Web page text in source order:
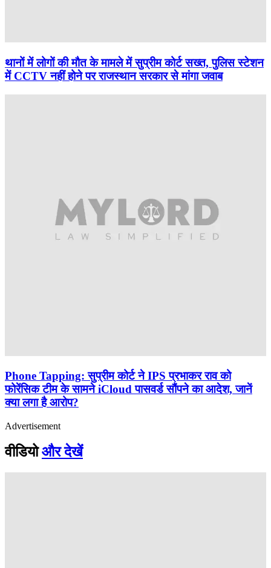
थानों में लोगों की मौत के मामले में सुप्रीम कोर्ट सख्त, पुलिस स्टेशन
में CCTV नहीं होने पर राजस्थान सरकार से मांगा जवाब
Phone Tapping: सुप्रीम कोर्ट ने IPS प्रभाकर राव को
फोरेंसिक टीम के सामने iCloud पासवर्ड सौंपने का आदेश, जानें
क्या लगा है आरोप?
Advertisement
वीडियोऔर देखें